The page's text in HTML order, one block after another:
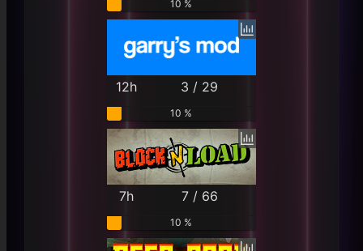
10 %
12h 3 / 29
10 %
7h 7 / 66
10 %